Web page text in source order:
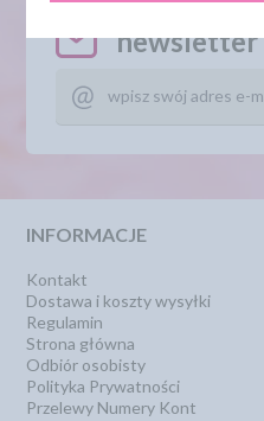
newsletter
INFORMACJE
Kontakt
Dostawa i koszty wysyłki
Regulamin
Strona główna
Odbiór osobisty
Polityka Prywatności
Przelewy Numery Kont